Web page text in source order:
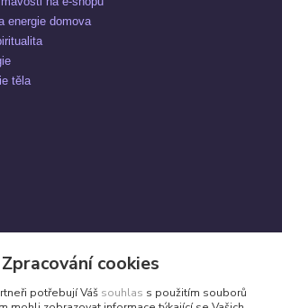
energie domova
těla
Zpracování cookies
potřebují Váš souhlas s použitím souborů